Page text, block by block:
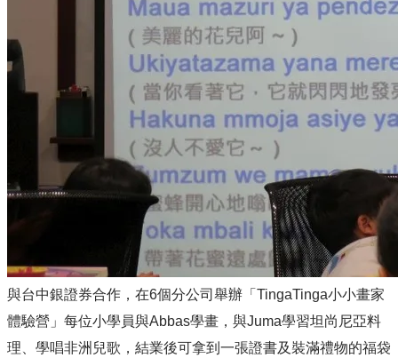
與台中銀證券合作，在6個分公司舉辦「TingaTinga小小畫家
體驗營」每位小學員與Abbas學畫，與Juma學習坦尚尼亞料
理、學唱非洲兒歌，結業後可拿到一張證書及裝滿禮物的福袋